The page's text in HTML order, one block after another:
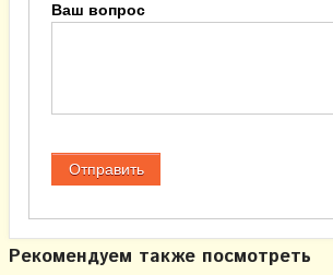
Ваш вопрос
Рекомендуем также посмотреть